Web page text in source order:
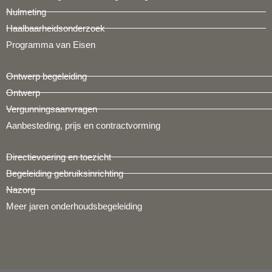
Nulmeting
Haalbaarheidsonderzoek
Programma van Eisen
Ontwerp begeleiding
Ontwerp
Vergunningsaanvragen
Aanbesteding, prijs en contractvorming
Directievoering en toezicht
Begeleiding gebruiksinrichting
Nazorg
Meer jaren onderhoudsbegeleiding